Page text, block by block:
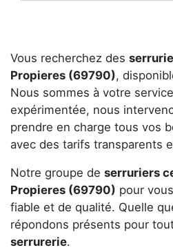
Vous recherchez des
Propieres (69790),
Nous sommes à votre
expérimentée, nous
prendre en charge tous vos
avec des tarifs transparents
Notre groupe de serruriers
Propieres (69790) pour
fiable et de qualité. Quelle
répondons présents pour
serrurerie.